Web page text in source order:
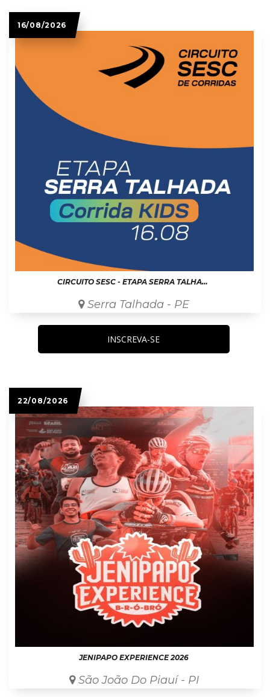
16/08/2026
CIRCUITO SESC - ETAPA SERRA TALHADA KIDS
Serra Talhada - PE
INSCREVA-SE
22/08/2026
JENIPAPO EXPERIENCE 2026
São João Do Piauí - PI